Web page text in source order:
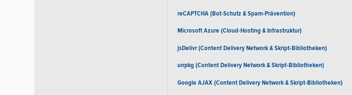
reCAPTCHA (Bot-Schutz & Spam-Prävention)
Microsoft Azure (Cloud-Hosting & Infrastruktur)
jsDelivr (Content Delivery Network & Skript-Bibliotheken)
unpkg (Content Delivery Network & Skript-Bibliotheken)
Google AJAX (Content Delivery Network & Skript-Bibliotheken)